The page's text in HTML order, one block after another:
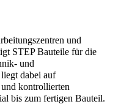
und
STEP Bauteile für die
und
dabei auf
kontrollierten
bis zum fertigen Bauteil.